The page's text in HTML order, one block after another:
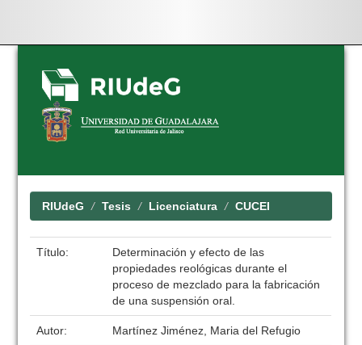
Skip
navigation
RIUdeG Tesis Licenciatura CUCEI
Título:
Determinación y efecto de las
propiedades reológicas durante el
proceso de mezclado para la fabricación
de una suspensión oral.
Autor: Martínez Jiménez, Maria del Refugio